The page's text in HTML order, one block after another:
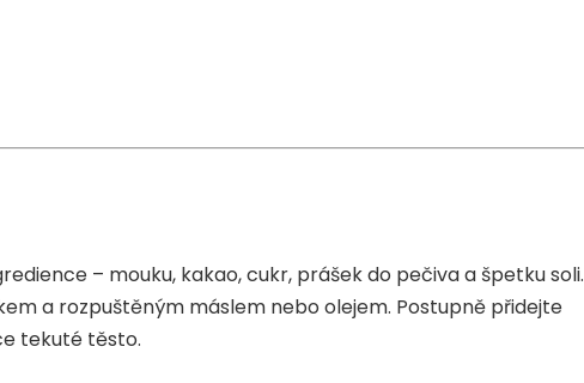
– mouku, kakao, cukr, prášek do pečiva a špetku soli.
a rozpuštěným máslem nebo olejem. Postupně přidejte
tekuté těsto.